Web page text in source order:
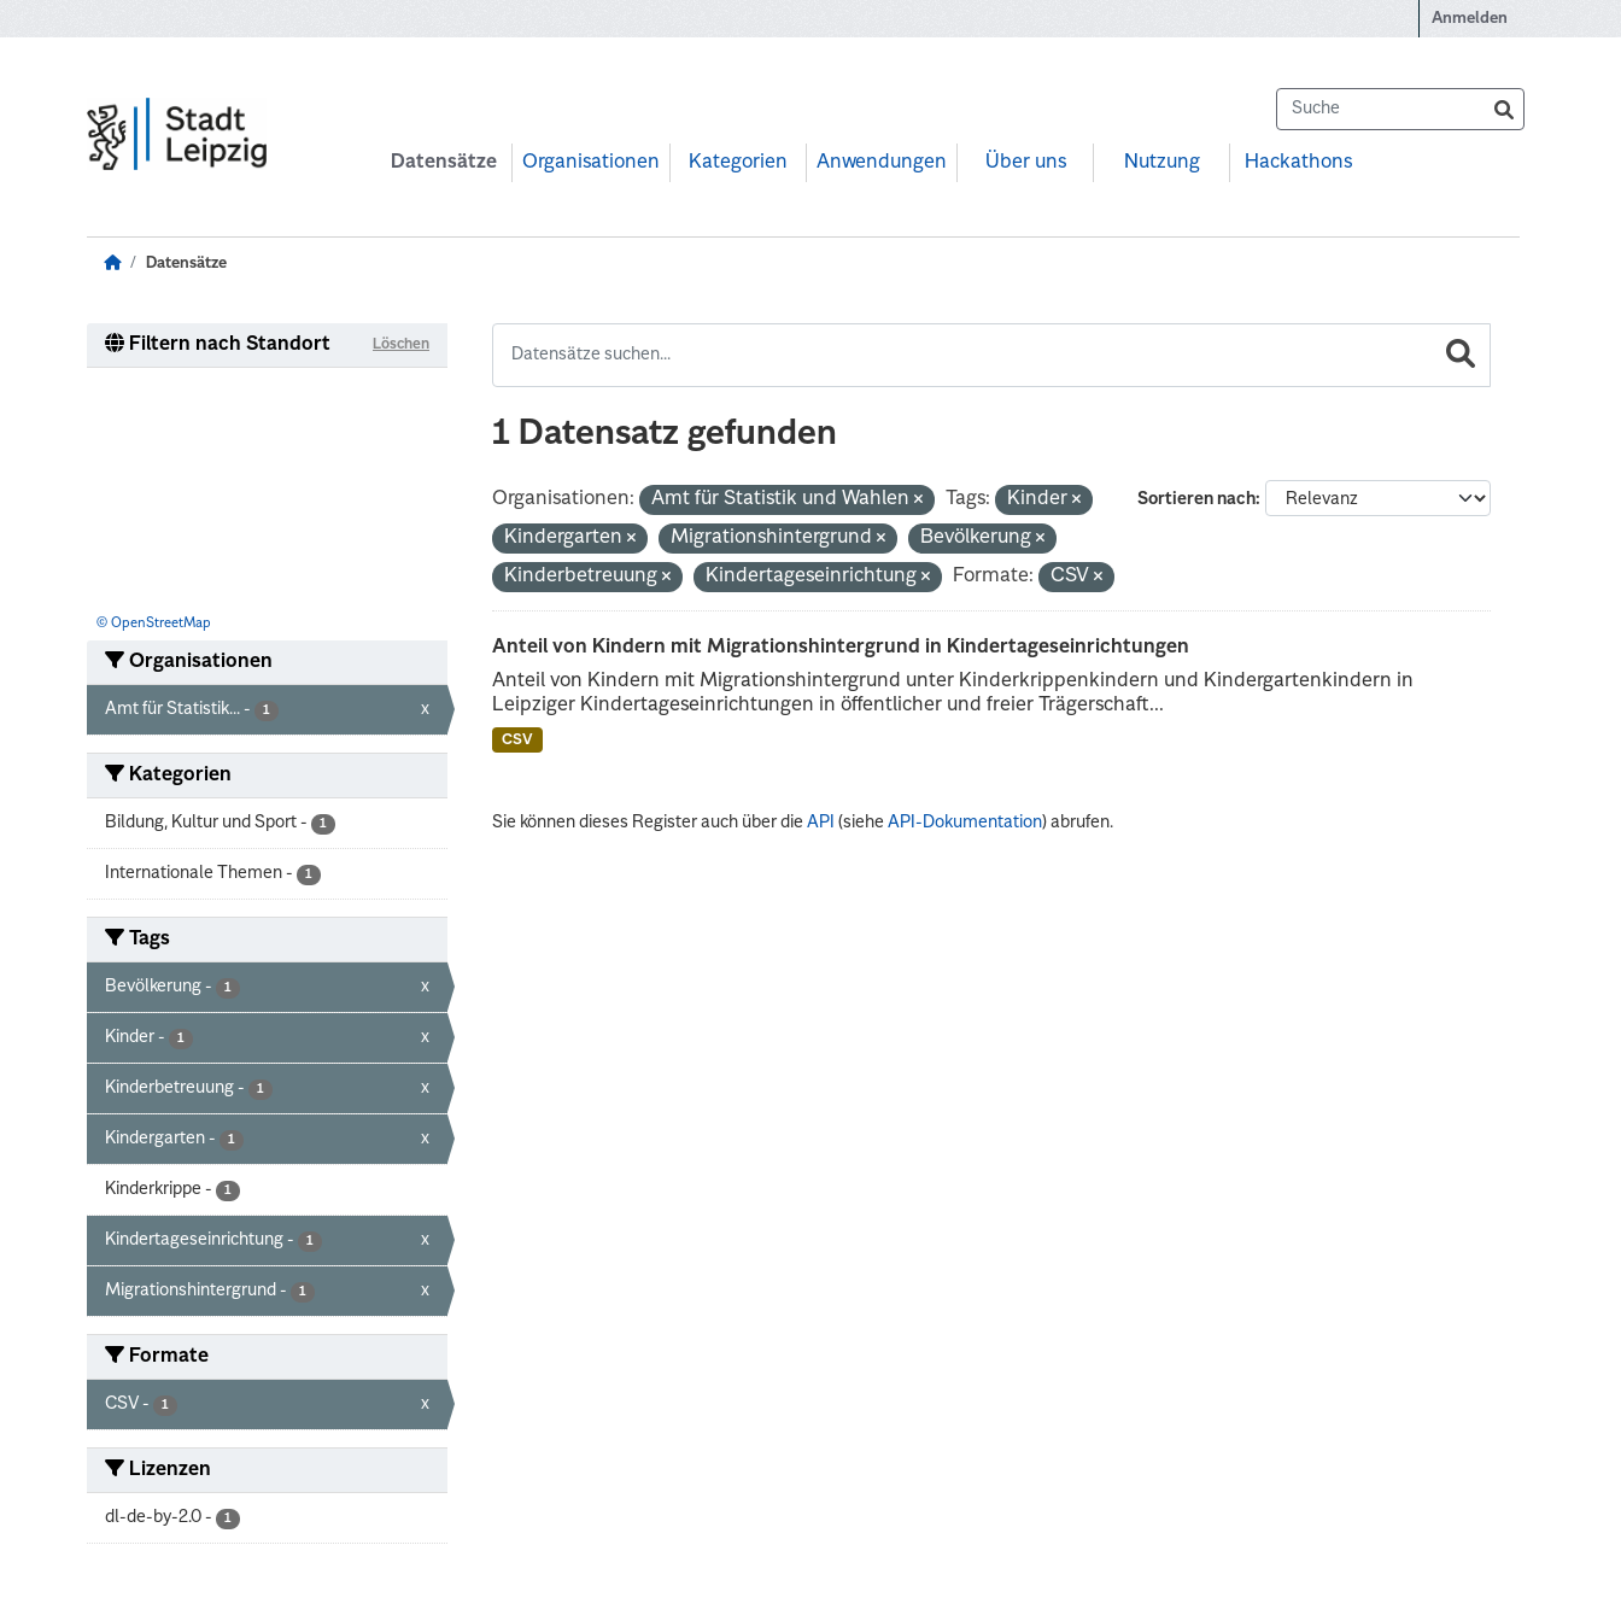
Anmelden
Datensätze Organisationen Kategorien Anwendungen Über uns Nutzung Hackathons
Datensätze
Filtern nach Standort Löschen
© OpenStreetMap
Organisationen
Amt für Statistik... - 1 x
Kategorien
Bildung, Kultur und Sport - 1
Internationale Themen - 1
Tags
Bevölkerung - 1 x
Kinder - 1 x
Kinderbetreuung - 1 x
Kindergarten - 1 x
Kinderkrippe - 1
Kindertageseinrichtung - 1 x
Migrationshintergrund - 1 x
Formate
CSV - 1 x
Lizenzen
dl-de-by-2.0 - 1
1 Datensatz gefunden
Sortieren nach
Organisationen: Amt für Statistik und Wahlen Tags:
Kinder
Kindergarten
Migrationshintergrund
Bevölkerung
Kinderbetreuung
Kindertageseinrichtung Formate: CSV
Anteil von Kindern mit Migrationshintergrund in Kindertageseinrichtungen
Anteil von Kindern mit Migrationshintergrund unter Kinderkrippenkindern und Kindergartenkindern in
Leipziger Kindertageseinrichtungen in öffentlicher und freier Trägerschaft...
CSV
Sie können dieses Register auch über dieAPI (sieheAPI-Dokumentation) abrufen.